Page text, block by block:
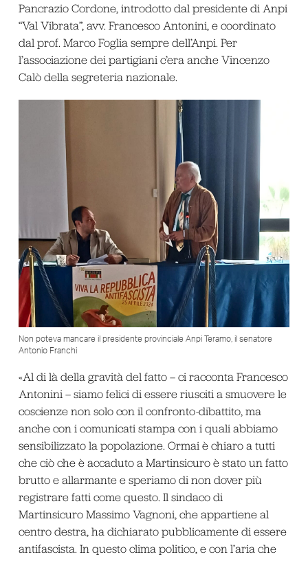
Pancrazio Cordone, introdotto dal presidente di Anpi
“Val Vibrata”, avv. Francesco Antonini, e coordinato
dal prof. Marco Foglia sempre dell’Anpi. Per
l’associazione dei partigiani c’era anche Vincenzo
Calò della segreteria nazionale.
Non poteva mancare il presidente provinciale Anpi Teramo, il senatore
Antonio Franchi
«Al di là della gravità del fatto – ci racconta Francesco
Antonini – siamo felici di essere riusciti a smuovere le
coscienze non solo con il confronto-dibattito, ma
anche con i comunicati stampa con i quali abbiamo
sensibilizzato la popolazione. Ormai è chiaro a tutti
che ciò che è accaduto a Martinsicuro è stato un fatto
brutto e allarmante e speriamo di non dover più
registrare fatti come questo. Il sindaco di
Martinsicuro Massimo Vagnoni, che appartiene al
centro destra, ha dichiarato pubblicamente di essere
antifascista. In questo clima politico, e con l’aria che